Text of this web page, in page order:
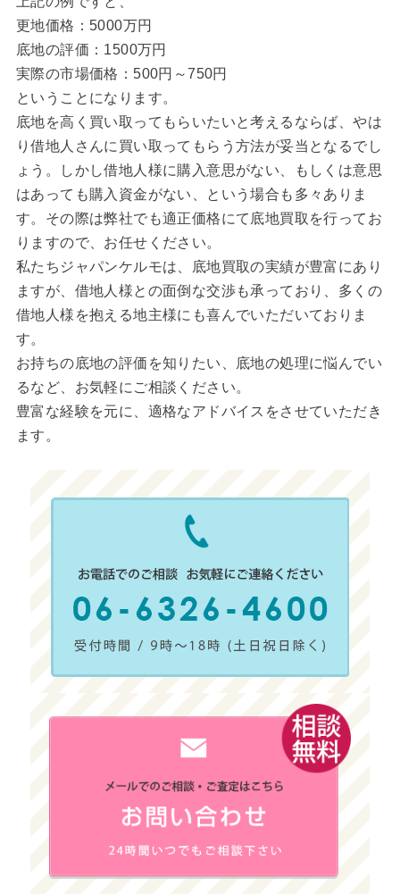
更地価格：5000万円
底地の評価：1500万円
実際の市場価格：500円～750円
ということになります。
底地を高く買い取ってもらいたいと考えるならば、やは
り借地人さんに買い取ってもらう方法が妥当となるでし
ょう。しかし借地人様に購入意思がない、もしくは意思
はあっても購入資金がない、という場合も多々ありま
す。その際は弊社でも適正価格にて底地買取を行ってお
りますので、お任せください。
私たちジャパンケルモは、底地買取の実績が豊富にあり
ますが、借地人様との面倒な交渉も承っており、多くの
借地人様を抱える地主様にも喜んでいただいておりま
す。
お持ちの底地の評価を知りたい、底地の処理に悩んでい
るなど、お気軽にご相談ください。
豊富な経験を元に、適格なアドバイスをさせていただき
ます。